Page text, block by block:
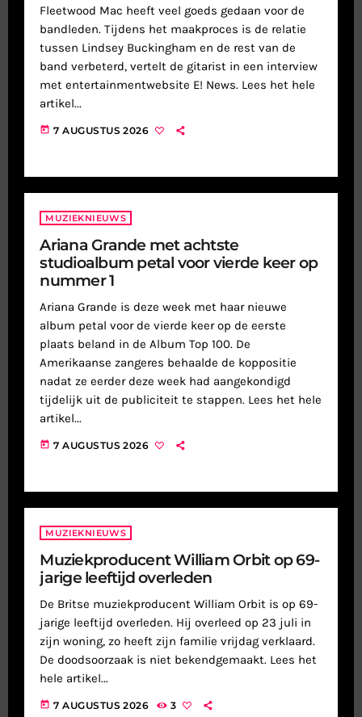
Fleetwood Mac heeft veel goeds gedaan voor de
bandleden. Tijdens het maakproces is de relatie
tussen Lindsey Buckingham en de rest van de
band verbeterd, vertelt de gitarist in een interview
met entertainmentwebsite E! News. Lees het hele
artikel...
today 7 AUGUSTUS 2026
MUZIEKNIEUWS
Ariana Grande met achtste
studioalbum petal voor vierde keer op
nummer 1
Ariana Grande is deze week met haar nieuwe
album petal voor de vierde keer op de eerste
plaats beland in de Album Top 100. De
Amerikaanse zangeres behaalde de koppositie
nadat ze eerder deze week had aangekondigd
tijdelijk uit de publiciteit te stappen. Lees het hele
artikel...
today 7 AUGUSTUS 2026
MUZIEKNIEUWS
Muziekproducent William Orbit op 69-
jarige leeftijd overleden
De Britse muziekproducent William Orbit is op 69-
jarige leeftijd overleden. Hij overleed op 23 juli in
zijn woning, zo heeft zijn familie vrijdag verklaard.
De doodsoorzaak is niet bekendgemaakt. Lees het
hele artikel...
today 7 AUGUSTUS 2026 3